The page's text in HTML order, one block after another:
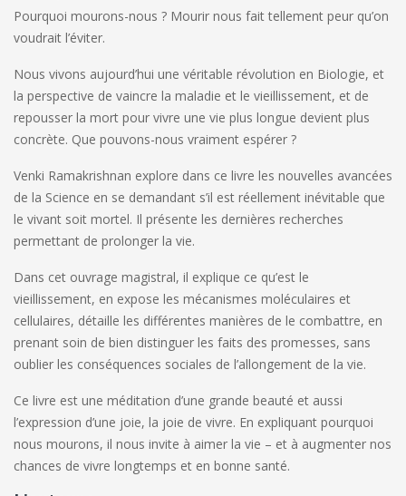
Pourquoi mourons-nous ? Mourir nous fait tellement peur qu’on
voudrait l’éviter.
Nous vivons aujourd’hui une véritable révolution en Biologie, et
la perspective de vaincre la maladie et le vieillissement, et de
repousser la mort pour vivre une vie plus longue devient plus
concrète. Que pouvons-nous vraiment espérer ?
Venki Ramakrishnan explore dans ce livre les nouvelles avancées
de la Science en se demandant s’il est réellement inévitable que
le vivant soit mortel. Il présente les dernières recherches
permettant de prolonger la vie.
Dans cet ouvrage magistral, il explique ce qu’est le
vieillissement, en expose les mécanismes moléculaires et
cellulaires, détaille les différentes manières de le combattre, en
prenant soin de bien distinguer les faits des promesses, sans
oublier les conséquences sociales de l’allongement de la vie.
Ce livre est une méditation d’une grande beauté et aussi
l’expression d’une joie, la joie de vivre. En expliquant pourquoi
nous mourons, il nous invite à aimer la vie – et à augmenter nos
chances de vivre longtemps et en bonne santé.